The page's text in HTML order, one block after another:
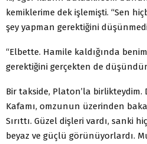
kemiklerime dek işlemişti. “Sen
şey yapman gerektiğini
“Elbette. Hamile kaldığında
gerektiğini gerçekten de
Bir takside, Platon’la birlikteydim.
Kafamı, omzunun üzerinden
Sırıttı. Güzel dişleri vardı, sanki
beyaz ve güçlü görünüyorlardı.